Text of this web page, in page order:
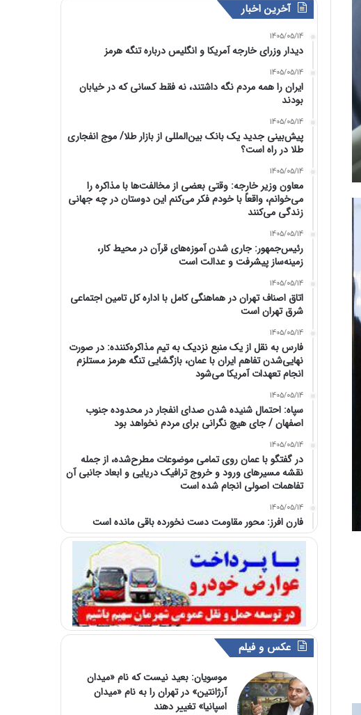
آخرین اخبار
1405/05/14
دیدار وزرای خارجه آمریکا و انگلیس درباره تنگه هرمز
1405/05/14
ایران را همه مردم نگه داشتند، نه فقط کسانی که در خیابان
بودند
1405/05/14
پیش‌بینی جدید یک بانک بین‌المللی از بازار طلا/ موج انفجاری
طلا در راه است؟
1405/05/14
معاون وزیر خارجه: وقتی بعضی از مخالفت‌ها با مذاکره را
می‌خوانم، واقعاً با خودم فکر می‌کنم این دوستان در چه جهانی
زندگی می‌کنند
1405/05/14
رئیس‌جمهور: جاری شدن آموزه‌های قرآن در محیط کار،
زمینه‌ساز پیشرفت و عدالت است
1405/05/14
اتاق اصناف تهران در هماهنگی کامل با اداره کل تامین اجتماعی
شرق تهران است
1405/05/14
فارس به نقل از یک منبع نزدیک به تیم مذاکره‌کننده: در صورت
نهایی‌شدن تفاهم ایران با عمان، بازگشایی تنگه هرمز مستلزم
انجام تعهدات آمریکا می‌شود
1405/05/14
سپاه: احتمال شنیده شدن صدای انفجار در محدوده جنوب
اصفهان / جای هیچ نگرانی برای مردم نخواهد بود
1405/05/14
در گفتگو با عمان روی تمامی موضوعات مطرح‌شده، از جمله
نقشه مسیرهای ورود و خروج ترافیک دریایی و ابعاد جانبی آن
تفاهمات اصولی انجام شده است
1405/05/14
فارن افرز: محور مقاومت دست نخورده باقی مانده است
عکس و فیلم
موسویان: بعید نیست که نام «میدان
آرژانتین» در تهران را به نام «میدان
اسپانیا» تغییر دهند